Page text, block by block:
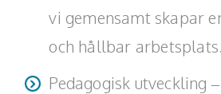
vi gemensamt skapar
och hållbar arbetsplats.
Pedagogisk utveckling